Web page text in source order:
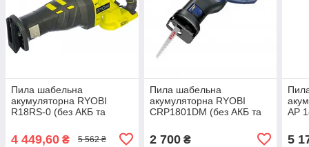
Пила шабельна
акумуляторна RYOBI
R18RS-0 (без АКБ та
4 449,60 ₴ 5 562 ₴
Пила шабельна
акумуляторна RYOBI
CRP1801DM (без АКБ та
2 700₴
AP
5